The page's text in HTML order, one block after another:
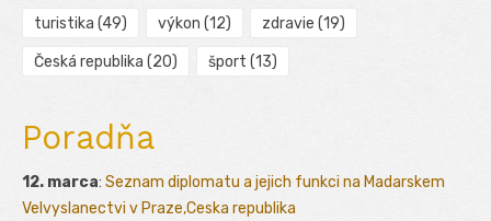
turistika (49) výkon (12) zdravie (19)
Česká republika (20) šport (13)
Poradňa
12. marca: Seznam diplomatu a jejich funkci na Madarskem
Velvyslanectvi v Praze,Ceska republika